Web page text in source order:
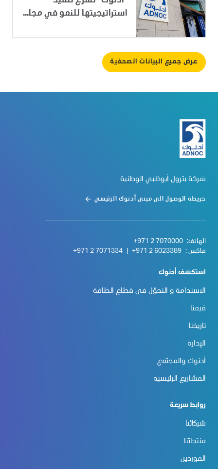
استراتيجيتها للنمو في مجا...
عرض جميع البيانات الصحفية
شركة بترول أبوظبي الوطنية
خريطة الوصول الى مبنى أدنوك الرئيسي
الهاتف: +971 2 7070000
فاكس : +971 2 6023389
+971 2 7071334
استكشف أدنوك
الاستدامة و التحوّل في قطاع الطاقة
قيمنا
تاريخنا
الإدارة
أدنوك والمجتمع
المشاريع الرئيسية
روابط سريعة
شركائنا
منتجاتنا
الموردين